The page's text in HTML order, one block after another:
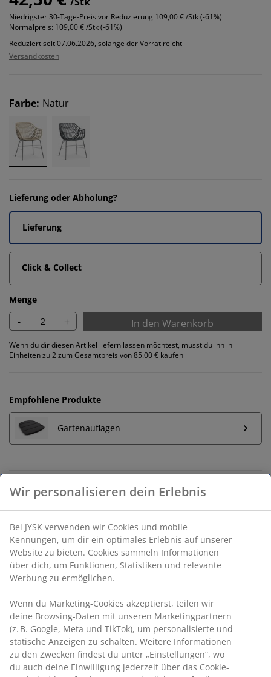
Niedrigster 30-Tage-Preis vor Reduzierung 109,00 € /Stk (-61%)
Normalpreis: 109,00 € /Stk (-61%)
Reduziert seit 07.06.2026, solange der Vorrat reicht
Versandkosten
Farbe: Natur
Lieferung oder Abholung?
Lieferung
Click & Collect
Menge
- + In den Warenkorb
Wenn du dir diesen Artikel liefern lassen möchtest, musst du ihn in
Einheiten zu 2 zum Gesamtpreis von 85.00 € kaufen
Empfohlene Produkte
Gartenauflagen
Unbegrenzte Rückgabe
Keine zeitliche Begrenzung - Rückgabe in jeder JYSK-
Filiale
Preisgarantie
30 Tage Preisgarantie auf alle Artikel
Flexible Lieferoptionen
Schnelle und einfache Lieferung nach deiner Wahl
Gartenstuhl mit Sitz und Rückenlehne aus Polyrattan
und schwarzen Beinen aus pulverbeschichtetem Stahl.
Polyrattan sorgt für eine natürliche Korboptik und ist
gleichzeitig witterungsbeständig und pflegeleicht.